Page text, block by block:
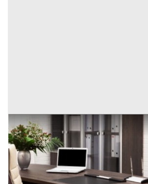
Uffici e Studi Privati all'asta a
Padova (Padova)
Offerta minima
168.000 €
Codice asta:DC5324694456